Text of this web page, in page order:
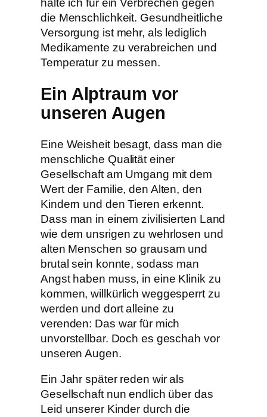
halte ich für ein Verbrechen gegen
die Menschlichkeit. Gesundheitliche
Versorgung ist mehr, als lediglich
Medikamente zu verabreichen und
Temperatur zu messen.
Ein Alptraum vor
unseren Augen
Eine Weisheit besagt, dass man die
menschliche Qualität einer
Gesellschaft am Umgang mit dem
Wert der Familie, den Alten, den
Kindern und den Tieren erkennt.
Dass man in einem zivilisierten Land
wie dem unsrigen zu wehrlosen und
alten Menschen so grausam und
brutal sein konnte, sodass man
Angst haben muss, in eine Klinik zu
kommen, willkürlich weggesperrt zu
werden und dort alleine zu
verenden: Das war für mich
unvorstellbar. Doch es geschah vor
unseren Augen.
Ein Jahr später reden wir als
Gesellschaft nun endlich über das
Leid unserer Kinder durch die